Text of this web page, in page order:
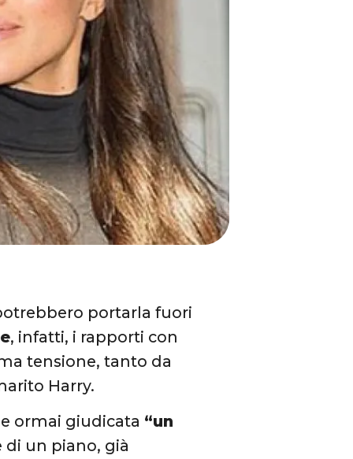
portarla fuori
, infatti, i rapporti con
tensione, tanto da
Harry.
ormai giudicata “un
di un piano, già